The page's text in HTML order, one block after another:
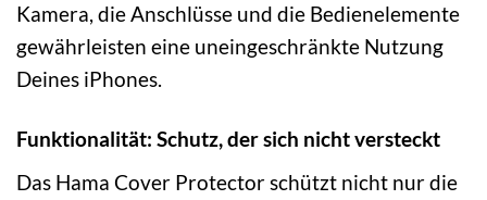
Kamera, die Anschlüsse und die Bedienelemente
gewährleisten eine uneingeschränkte Nutzung
Deines iPhones.
Funktionalität: Schutz, der sich nicht versteckt
Das Hama Cover Protector schützt nicht nur die